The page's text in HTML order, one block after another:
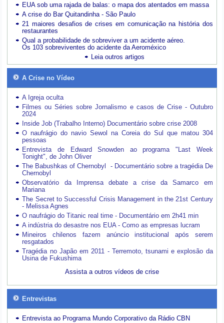
EUA sob uma rajada de balas: o mapa dos atentados em massa
A crise do Bar Quitandinha - São Paulo
21 maiores desafios de crises em comunicação na história dos
restaurantes
Qual a probabilidade de sobreviver a um acidente aéreo.
Os 103 sobreviventes do acidente da Aeroméxico
Leia outros artigos
A Crise no Vídeo
A Igreja oculta
Filmes ou Séries sobre Jornalismo e casos de Crise - Outubro
2024
Inside Job (Trabalho Interno) Documentário sobre crise 2008
O naufrágio do navio Sewol na Coreia do Sul que matou 304
pessoas
Entrevista de Edward Snowden ao programa "Last Week
Tonight", de John Oliver
The Babushkas of Chernobyl - Documentário sobre a tragédia De
Chernobyl
Observatório da Imprensa debate a crise da Samarco em
Mariana
The Secret to Successful Crisis Management in the 21st Century
- Melissa Agnes
O naufrágio do Titanic real time - Documentário em 2h41 min
A indústria do desastre nos EUA - Como as empresas lucram
Mineiros chilenos fazem anúncio institucional após serem
resgatados
Tragédia no Japão em 2011 - Terremoto, tsunami e explosão da
Usina de Fukushima
Assista a outros vídeos de crise
Entrevistas
Entrevista ao Programa Mundo Corporativo da Rádio CBN